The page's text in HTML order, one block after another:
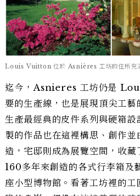
Louis Vuitton 位於 Asnières 工坊的住所充
迄今，Asnieres 工坊仍是
要的生產線，也是展現頂尖工藝
生產最經典的皮件系列與硬箱設
製的作品也在這裡構思、創作並
造，宅邸則成為展覽空間，收
160多年來創造的各式行李箱及
座小型博物館。看著工坊裡的工